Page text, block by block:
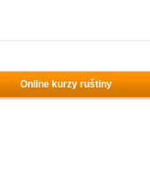
Online kurzy ruštiny